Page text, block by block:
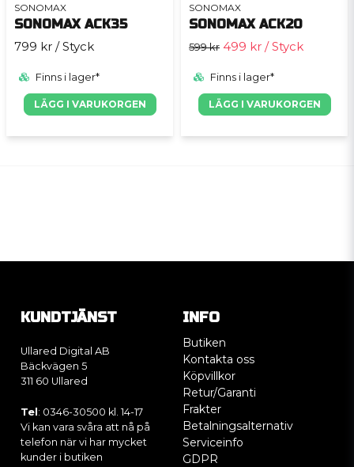
SONOMAX
SONOMAX ACK35
799 kr / Styck
Finns i lager*
LÄGG I VARUKORGEN
SONOMAX
SONOMAX ACK20
599 kr 499 kr / Styck
Finns i lager*
LÄGG I VARUKORGEN
KUNDTJÄNST
Ullared Digital AB
Bäckvägen 5
311 60 Ullared
Tel: 0346-30500 kl. 14-17
Vi kan vara svåra att nå på
telefon när vi har mycket
kunder i butiken
INFO
Butiken
Kontakta oss
Köpvillkor
Retur/Garanti
Frakter
Betalningsalternativ
Serviceinfo
GDPR